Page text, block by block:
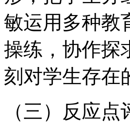
敏运用多种教
操练，协作探
刻对学生存在
（三）反应点